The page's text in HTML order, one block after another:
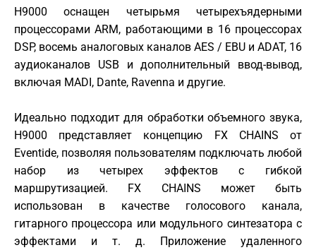
H9000 оснащен четырьмя четырехъядерными
процессорами ARM, работающими в 16 процессорах
DSP, восемь аналоговых каналов AES / EBU и ADAT, 16
аудиоканалов USB и дополнительный ввод-вывод,
включая MADI, Dante, Ravenna и другие.
Идеально подходит для обработки объемного звука,
H9000 представляет концепцию FX CHAINS от
Eventide, позволяя пользователям подключать любой
набор из четырех эффектов с гибкой
маршрутизацией. FX CHAINS может быть
использован в качестве голосового канала,
гитарного процессора или модульного синтезатора с
эффектами и т. д. Приложение удаленного